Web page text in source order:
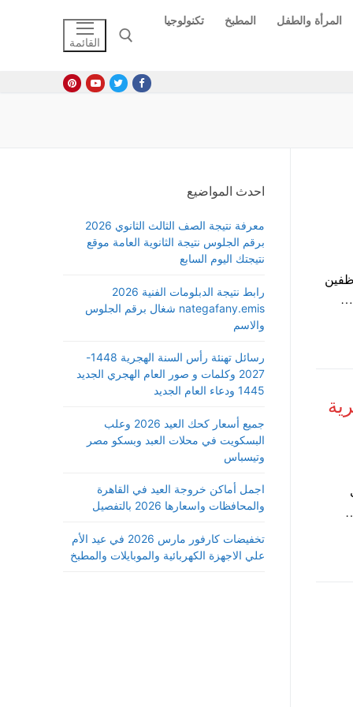
المرأة والطفل المطبخ
تكنولوجيا
القائمة
منحة عيد الفطر 2024 للموظفين
احدث المواضيع
معرفة نتيجة الصف الثالث الثانوي 2026
برقم الجلوس نتيجة الثانوية العامة موقع
نتيجتك اليوم السابع
رابط نتيجة الدبلومات الفنية 2026
nategafany.emis شغال برقم الجلوس
والاسم
رسائل تهنئة رأس السنة الهجرية 1448-
2027 وكلمات و صور العام الهجري الجديد
1445 ودعاء العام الجديد
جميع أسعار كحك العيد 2026 وعلب
البسكويت في محلات العبد وبسكو مصر
وتيسباس
اجمل أماكن خروجة العيد في القاهرة
والمحافظات واسعارها 2026 بالتفصيل
تخفيضات كارفور مارس 2026 في عيد الأم
علي الاجهزة الكهربائية والموبايلات والمطبخ